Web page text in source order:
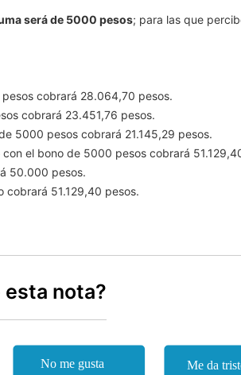
será de 5000 pesos; para las que
cobrará 28.064,70 pesos.
cobrará 23.451,76 pesos.
5000 pesos cobrará 21.145,29 pesos.
el bono de 5000 pesos cobrará
50.000 pesos.
cobrará 51.129,40 pesos.
esta nota?